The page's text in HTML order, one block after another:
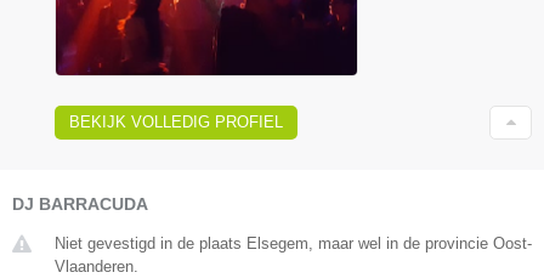
BEKIJK VOLLEDIG PROFIEL
DJ BARRACUDA
Niet gevestigd in de plaats Elsegem, maar wel in de provincie Oost-
Vlaanderen.